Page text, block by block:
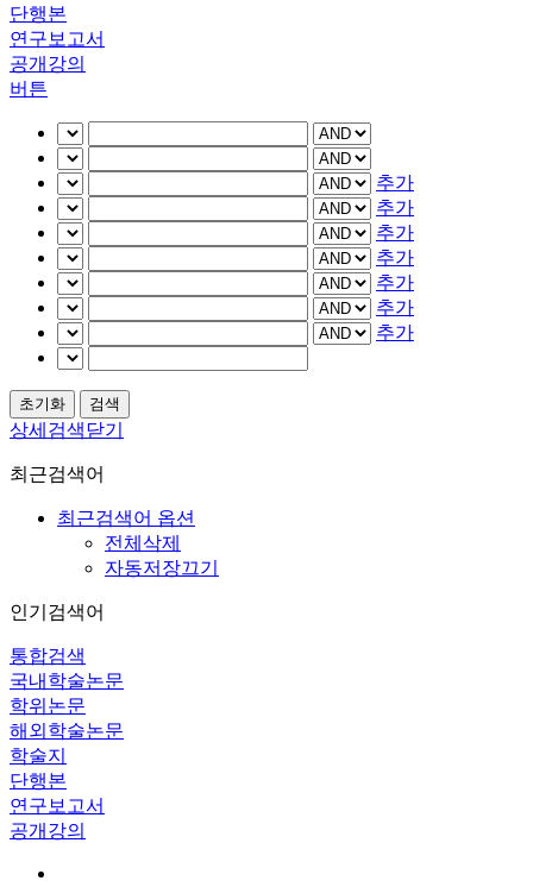
단행본
연구보고서
공개강의
버튼
추가
추가
추가
추가
추가
추가
추가
상세검색닫기
최근검색어
최근검색어 옵션
전체삭제
자동저장끄기
인기검색어
통합검색
국내학술논문
학위논문
해외학술논문
학술지
단행본
연구보고서
공개강의